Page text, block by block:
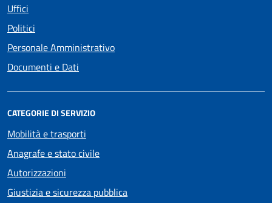
Uffici
Politici
Personale Amministrativo
Documenti e Dati
CATEGORIE DI SERVIZIO
Mobilità e trasporti
Anagrafe e stato civile
Autorizzazioni
Giustizia e sicurezza pubblica